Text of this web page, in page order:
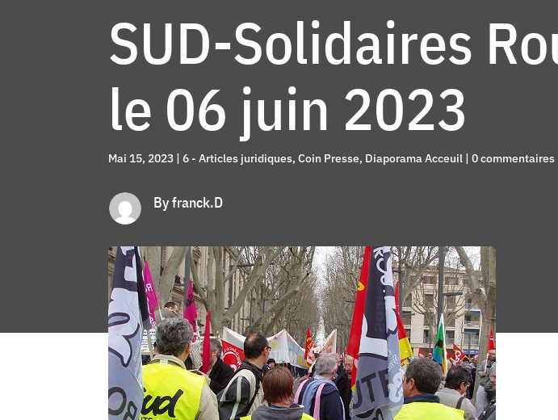
SUD-Solidaires
le 06 juin 2023
Mai 15, 2023 |6 - Articles juridiques,Coin Presse, Diaporama Acceuil |0 commentaires
By franck.D